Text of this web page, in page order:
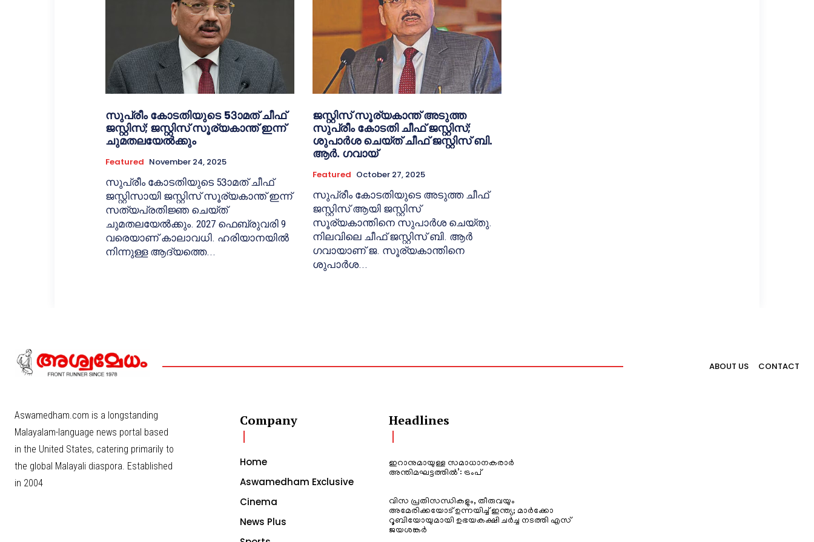
സുപ്രീം കോടതിയുടെ 53ാമത് ചീഫ്
ജസ്റ്റിസ്; ജസ്റ്റിസ് സൂര്യകാന്ത് ഇന്ന്
ചുമതലയേൽക്കും
Featured November 24, 2025
സുപ്രീം കോടതിയുടെ 53ാമത് ചീഫ്
ജസ്റ്റിസായി ജസ്റ്റിസ് സൂര്യകാന്ത് ഇന്ന്
സത്യപ്രതിജ്ഞ ചെയ്ത്
ചുമതലയേൽക്കും. 2027 ഫെബ്രുവരി 9
വരെയാണ് കാലാവധി. ഹരിയാനയിൽ
നിന്നുള്ള ആദ്യത്തെ...
ജസ്റ്റിസ് സൂര്യകാന്ത് അടുത്ത
സുപ്രീം കോടതി ചീഫ് ജസ്റ്റിസ്;
ശുപാർശ ചെയ്ത് ചീഫ് ജസ്റ്റിസ് ബി.
ആർ. ഗവായ്
Featured October 27, 2025
സുപ്രീം കോടതിയുടെ അടുത്ത ചീഫ്
ജസ്റ്റിസ് ആയി ജസ്റ്റിസ്
സൂര്യകാന്തിനെ സുപാർശ ചെയ്തു.
നിലവിലെ ചീഫ് ജസ്റ്റിസ് ബി. ആർ
ഗവായാണ് ജ. സൂര്യകാന്തിനെ
ശുപാർശ...
ABOUT US CONTACT
Aswamedham.com is a longstanding
Malayalam-language news portal based
in the United States, catering primarily to
the global Malayali diaspora. Established
in 2004
Company
Home
Aswamedham Exclusive
Cinema
News Plus
Headlines
ഇറാനുമായുള്ള സമാധാനകരാർ
അന്തിമഘട്ടത്തിൽ‌’: ട്രംപ്
വിസ പ്രതിസന്ധികളും, തീരുവയും
അമേരിക്കയോട് ഉന്നയിച്ച് ഇന്ത്യ; മാർക്കോ
റൂബിയോയുമായി ഉഭയകക്ഷി ചർച്ച നടത്തി എസ്
ജയശങ്കർ